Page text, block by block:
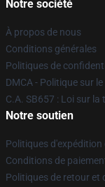
Notre société
À propos de nous
Conditions générales
Politiques de
DMCA - Politique sur
C.A. SB657 : Loi sur
Notre soutien
Politiques d'expédition
Conditions de
Politiques de retour et